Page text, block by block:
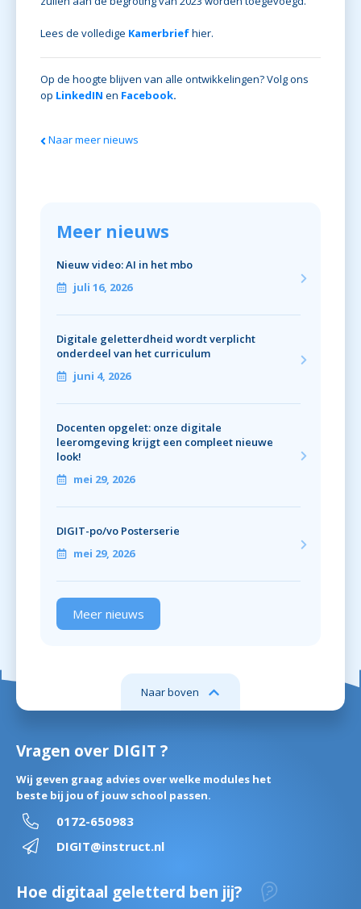
Lees de volledige Kamerbriefhier.
Op de hoogte blijven van alle ontwikkelingen? Volg ons
op LinkedIN en Facebook.
Naar meer nieuws
Meer nieuws
Nieuw video: AI in het mbo
juli 16, 2026
Digitale geletterdheid wordt verplicht
onderdeel van het curriculum
juni 4, 2026
Docenten opgelet: onze digitale
leeromgeving krijgt een compleet nieuwe
look!
mei 29, 2026
DIGIT-po/vo Posterserie
mei 29, 2026
Meer nieuws
Naar boven
Vragen over DIGIT ?
Wij geven graag advies over welke modules het
beste bij jou of jouw school passen.
0172-650983
DIGIT@instruct.nl
Hoe digitaal geletterd ben jij?